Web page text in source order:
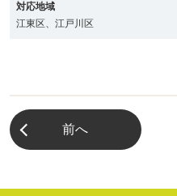
対応地域
江東区、江戸川区
前へ